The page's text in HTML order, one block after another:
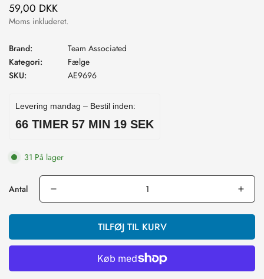
Normal
pris
59,00 DKK
Moms inkluderet.
Brand:
Team Associated
Kategori:
Fælge
SKU:
AE9696
Levering mandag – Bestil inden:
66 TIMER 57 MIN 18 SEK
31 På lager
Antal
TILFØJ TIL KURV